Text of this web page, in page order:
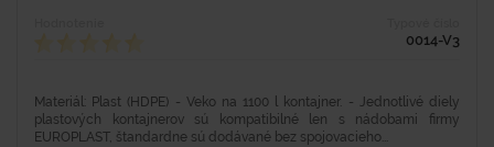
0014-V3
Materiál: Plast (HDPE) - Veko na 1100 l kontajner. - Jednotlivé diely
plastových kontajnerov sú kompatibilné len s nádobami firmy
EUROPLAST, štandardne sú dodávané bez spojovacieho...